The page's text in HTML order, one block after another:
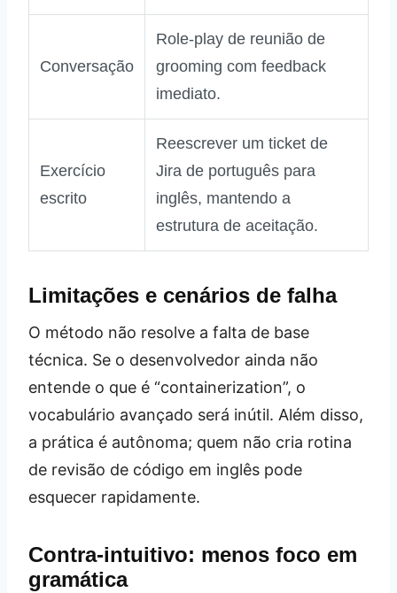
Conversação
Role‑play de reunião de
grooming com feedback
imediato.
Exercício
escrito
Reescrever um ticket de
Jira de português para
inglês, mantendo a
estrutura de aceitação.
Limitações e cenários de falha
O método não resolve a falta de base
técnica. Se o desenvolvedor ainda não
entende o que é “containerization”, o
vocabulário avançado será inútil. Além disso,
a prática é autônoma; quem não cria rotina
de revisão de código em inglês pode
esquecer rapidamente.
Contra‑intuitivo: menos foco em
gramática